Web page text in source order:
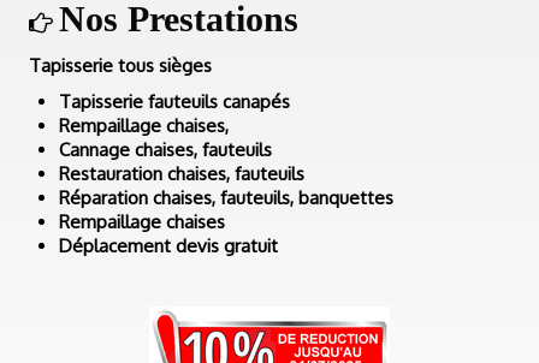
Nos Prestations
Tapisserie tous sièges
Tapisserie fauteuils canapés
Rempaillage chaises,
Cannage chaises, fauteuils
Restauration chaises, fauteuils
Réparation chaises, fauteuils, banquettes
Rempaillage chaises
Déplacement devis gratuit